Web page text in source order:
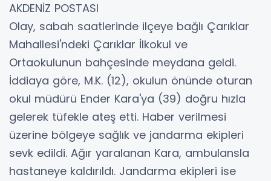
AKDENİZ POSTASI
Olay, sabah saatlerinde ilçeye bağlı Çarıklar
Mahallesi'ndeki Çarıklar İlkokul ve
Ortaokulunun bahçesinde meydana geldi.
İddiaya göre, M.K. (12), okulun önünde oturan
okul müdürü Ender Kara'ya (39) doğru hızla
gelerek tüfekle ateş etti. Haber verilmesi
üzerine bölgeye sağlık ve jandarma ekipleri
sevk edildi. Ağır yaralanan Kara, ambulansla
hastaneye kaldırıldı. Jandarma ekipleri ise